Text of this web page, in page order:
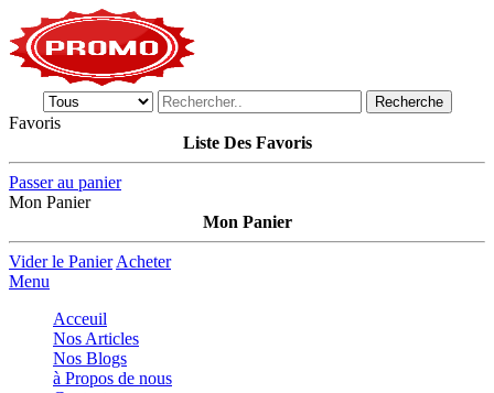
Recherche
Favoris
Liste Des Favoris
Passer au panier
Mon Panier
Mon Panier
Vider le Panier Acheter
Menu
Acceuil
Nos Articles
Nos Blogs
à Propos de nous